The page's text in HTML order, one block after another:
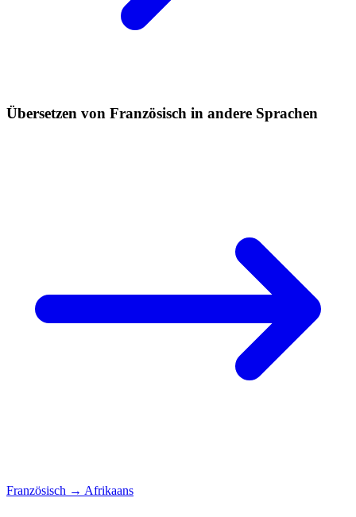
Übersetzen von Französisch in andere Sprachen
Französisch → Afrikaans